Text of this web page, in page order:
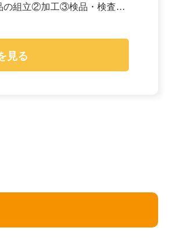
の組立②加工③検品・検査④
見る